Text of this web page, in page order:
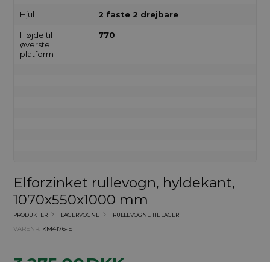
Hjul 2 faste 2 drejbare
Højde til
øverste
platform
770
Elforzinket rullevogn, hyldekant,
1070x550x1000 mm
PRODUKTER LAGERVOGNE RULLEVOGNE TIL LAGER
VARENR. KM4176-E